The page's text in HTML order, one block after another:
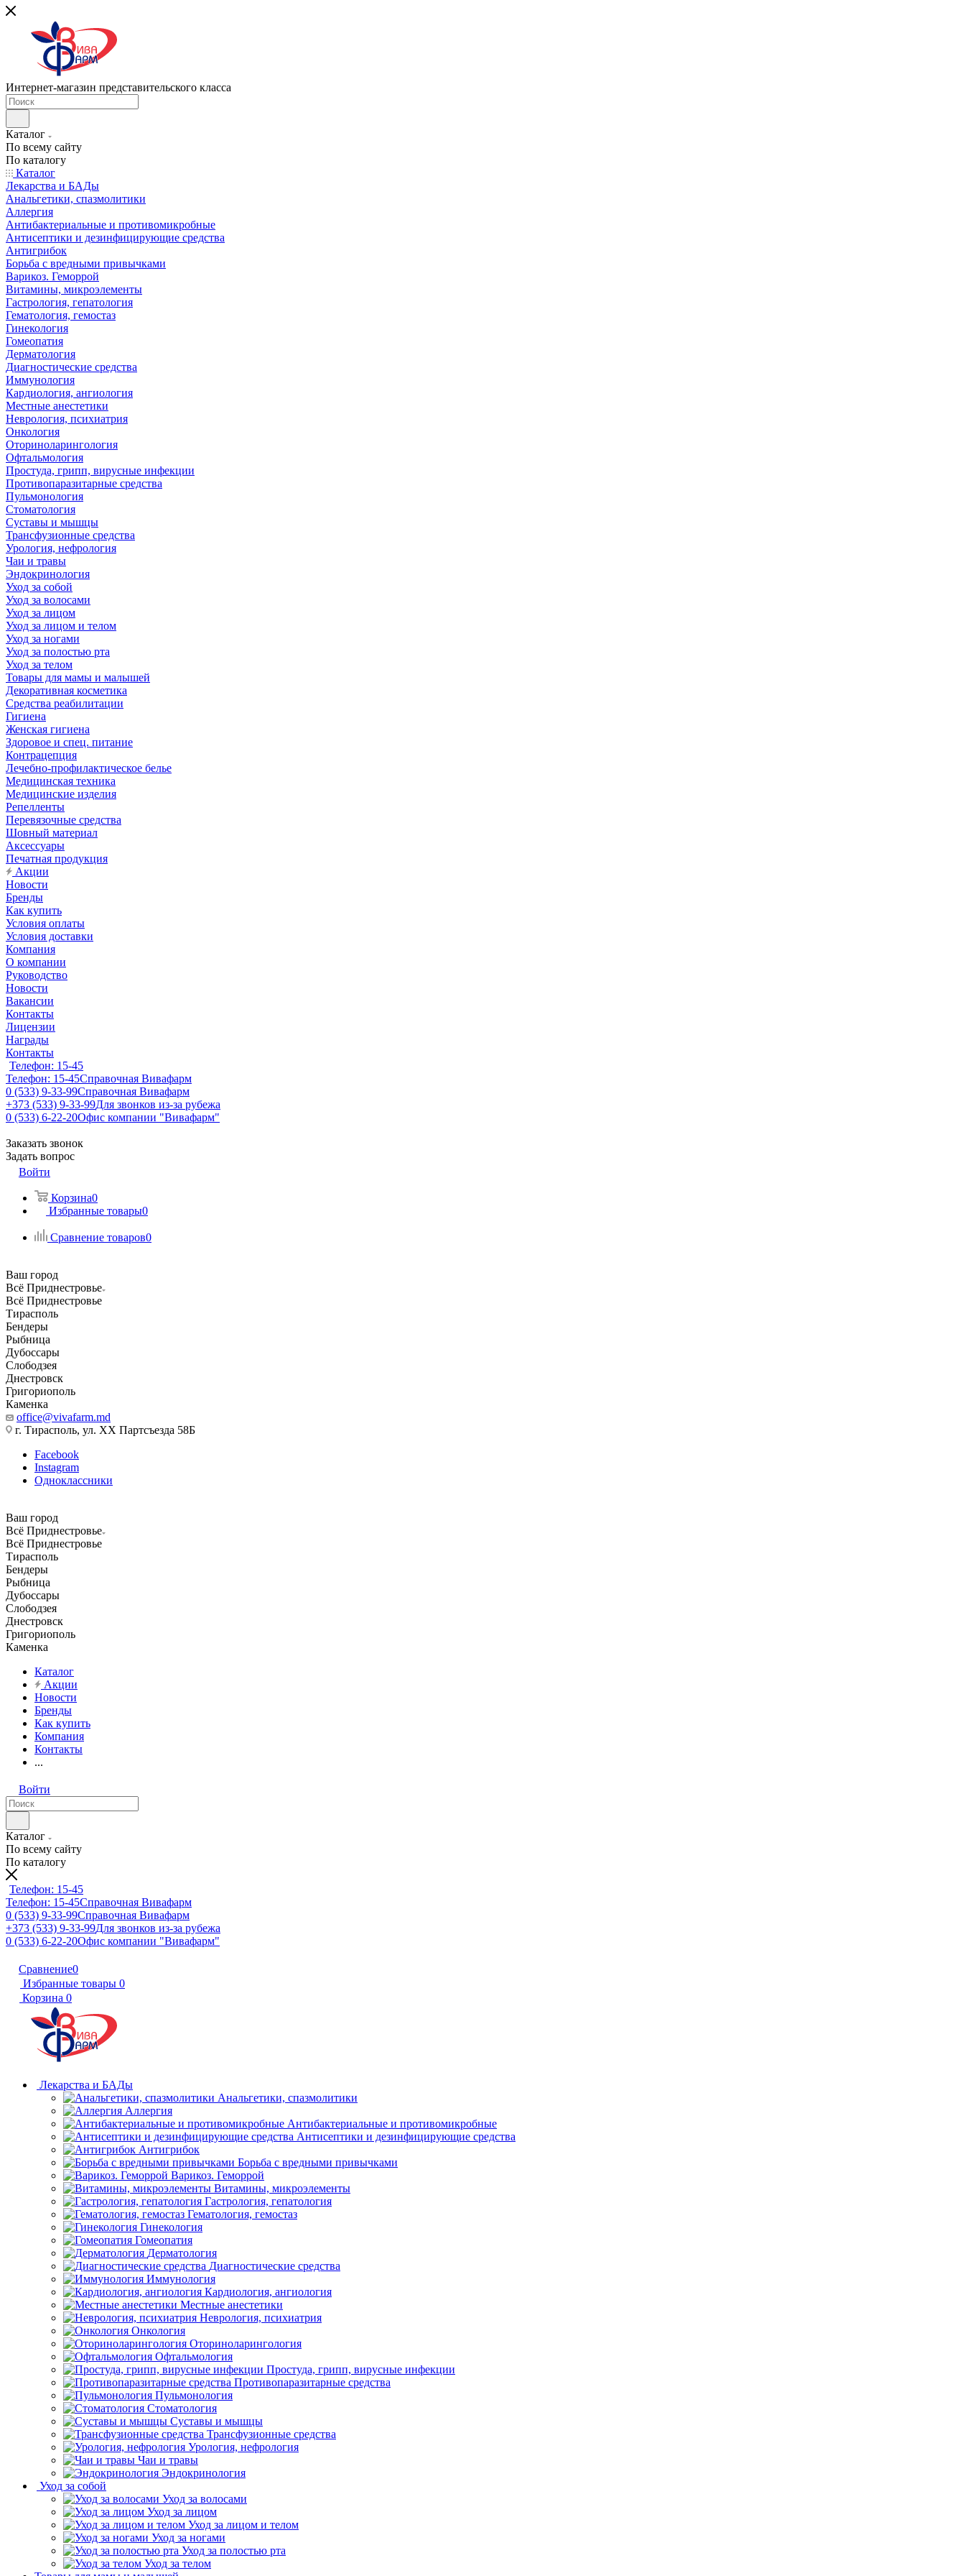
Интернет-магазин представительского класса
Каталог
По всему сайту
По каталогу
Каталог
Лекарства и БАДы
Анальгетики, спазмолитики
Аллергия
Антибактериальные и противомикробные
Антисептики и дезинфицирующие средства
Антигрибок
Борьба с вредными привычками
Варикоз. Геморрой
Витамины, микроэлементы
Гастрология, гепатология
Гематология, гемостаз
Гинекология
Гомеопатия
Дерматология
Диагностические средства
Иммунология
Кардиология, ангиология
Местные анестетики
Неврология, психиатрия
Онкология
Оториноларингология
Офтальмология
Простуда, грипп, вирусные инфекции
Противопаразитарные средства
Пульмонология
Стоматология
Суставы и мышцы
Трансфузионные средства
Урология, нефрология
Чаи и травы
Эндокринология
Уход за собой
Уход за волосами
Уход за лицом
Уход за лицом и телом
Уход за ногами
Уход за полостью рта
Уход за телом
Товары для мамы и малышей
Декоративная косметика
Средства реабилитации
Гигиена
Женская гигиена
Здоровое и спец. питание
Контрацепция
Лечебно-профилактическое белье
Медицинская техника
Медицинские изделия
Репелленты
Перевязочные средства
Шовный материал
Аксессуары
Печатная продукция
Акции
Новости
Бренды
Как купить
Условия оплаты
Условия доставки
Компания
О компании
Руководство
Новости
Вакансии
Контакты
Лицензии
Награды
Контакты
Телефон: 15-45
Телефон: 15-45Справочная Вивафарм
0 (533) 9-33-99Справочная Вивафарм
+373 (533) 9-33-99Для звонков из-за рубежа
0 (533) 6-22-20Офис компании "Вивафарм"
Заказать звонок
Задать вопрос
Войти
Корзина0
Избранные товары0
Сравнение товаров0
Ваш город
Всё Приднестровье
Всё Приднестровье
Тирасполь
Бендеры
Рыбница
Дубоссары
Слободзея
Днестровск
Григориополь
Каменка
office@vivafarm.md
г. Тирасполь, ул. ХХ Партсъезда 58Б
Facebook
Instagram
Одноклассники
Ваш город
Всё Приднестровье
Всё Приднестровье
Тирасполь
Бендеры
Рыбница
Дубоссары
Слободзея
Днестровск
Григориополь
Каменка
Каталог
Акции
Новости
Бренды
Как купить
Компания
Контакты
...
Войти
Каталог
По всему сайту
По каталогу
Телефон: 15-45
Телефон: 15-45Справочная Вивафарм
0 (533) 9-33-99Справочная Вивафарм
+373 (533) 9-33-99Для звонков из-за рубежа
0 (533) 6-22-20Офис компании "Вивафарм"
Сравнение0
Избранные товары 0
Корзина 0
Лекарства и БАДы
Анальгетики, спазмолитики
Аллергия
Антибактериальные и противомикробные
Антисептики и дезинфицирующие средства
Антигрибок
Борьба с вредными привычками
Варикоз. Геморрой
Витамины, микроэлементы
Гастрология, гепатология
Гематология, гемостаз
Гинекология
Гомеопатия
Дерматология
Диагностические средства
Иммунология
Кардиология, ангиология
Местные анестетики
Неврология, психиатрия
Онкология
Оториноларингология
Офтальмология
Простуда, грипп, вирусные инфекции
Противопаразитарные средства
Пульмонология
Стоматология
Суставы и мышцы
Трансфузионные средства
Урология, нефрология
Чаи и травы
Эндокринология
Уход за собой
Уход за волосами
Уход за лицом
Уход за лицом и телом
Уход за ногами
Уход за полостью рта
Уход за телом